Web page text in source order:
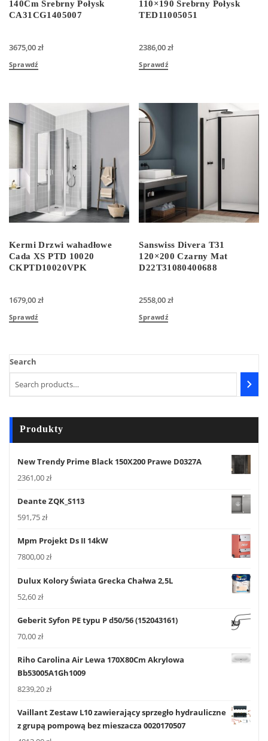
140Cm Srebrny Połysk
CA31CG1405007
3675,00zł
Sprawdź
110×190 Srebrny Połysk
TED11005051
2386,00zł
Sprawdź
Kermi Drzwi wahadłowe
Cada XS PTD 10020
CKPTD10020VPK
1679,00zł
Sprawdź
Sanswiss Divera T31
120×200 Czarny Mat
D22T31080400688
2558,00zł
Sprawdź
Search
Produkty
New Trendy Prime Black 150X200 Prawe D0327A
2361,00zł
Deante ZQK_S113
591,75zł
Mpm Projekt Ds II 14kW
7800,00zł
Dulux Kolory Świata Grecka Chałwa 2,5L
52,60zł
Geberit Syfon PE typu P d50/56 (152043161)
70,00zł
Riho Carolina Air Lewa 170X80Cm Akrylowa
Bb53005A1Gh1009
8239,20zł
Vaillant Zestaw L10 zawierający sprzegło hydrauliczne
z grupą pompową bez mieszacza 0020170507